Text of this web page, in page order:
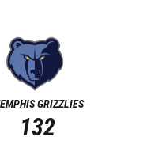
GRIZZLIES
132